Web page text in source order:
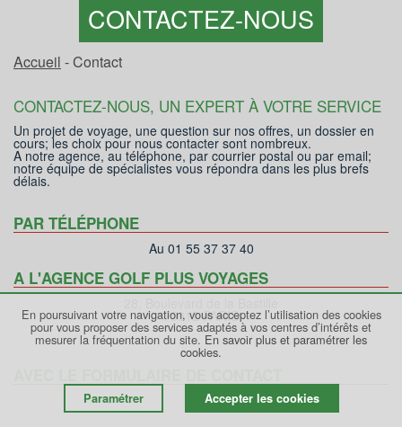
CONTACTEZ-NOUS
Accueil - Contact
CONTACTEZ-NOUS, UN EXPERT À VOTRE SERVICE
Un projet de voyage, une question sur nos offres, un dossier en
cours; les choix pour nous contacter sont nombreux.
A notre agence, au téléphone, par courrier postal ou par email;
notre équipe de spécialistes vous répondra dans les plus brefs
délais.
PAR TÉLÉPHONE
Au 01 55 37 37 40
A L'AGENCE GOLF PLUS VOYAGES
75012 PARIS
En poursuivant votre navigation, vous acceptez l’utilisation des cookies
pour vous proposer des services adaptés à vos centres d’intérêts et
mesurer la fréquentation du site. En savoir plus et paramétrer les
cookies.
Paramétrer Accepter les cookies